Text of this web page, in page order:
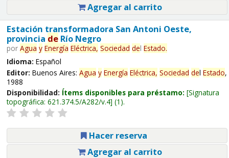
Agregar al carrito
Estación transformadora San Antoni Oeste,
provincia deRío Negro
por Agua y Energía Eléctrica, Sociedad del Estado.
Idioma: Español
Editor: Buenos Aires: Agua y Energía Eléctrica, Sociedad del Estado,
1988
Disponibilidad: Ítems disponibles para préstamo: Signatura
topográfica: 621.374.5/A282/v.4 (1).
Hacer reserva
Agregar al carrito